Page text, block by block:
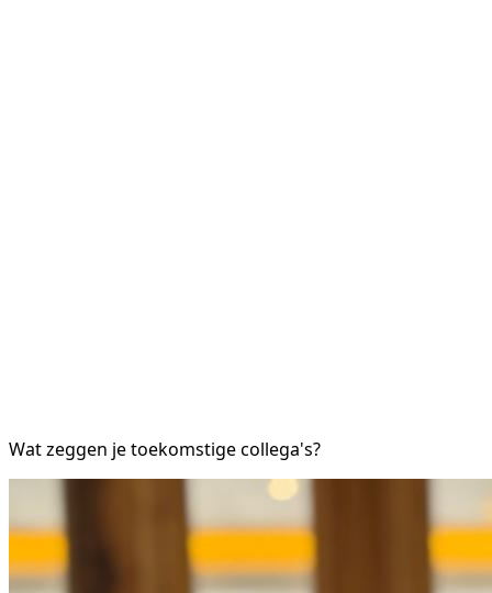
Wat zeggen je toekomstige collega's?